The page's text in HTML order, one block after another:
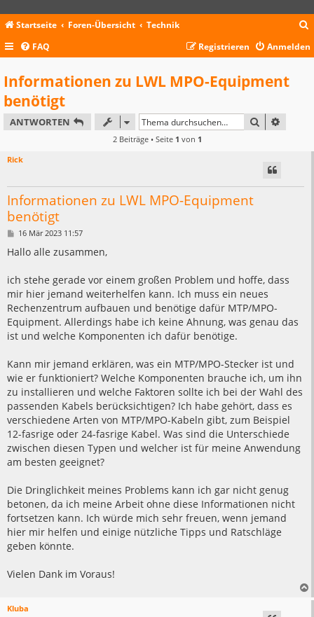
Startseite Foren-Übersicht Technik
c
FAQ Anmelden
Registrieren
Informationen zu LWL MPO-Equipment
benötigt
ANTWORTEN SUCHE
2 Beiträge • Seite 1 von 1
Rick
Informationen zu LWL MPO-Equipment
benötigt
B
i
a
g
16 Mär 2023 11:57
Hallo alle zusammen,
ich stehe gerade vor einem großen Problem und hoffe, dass
mir hier jemand weiterhelfen kann. Ich muss ein neues
Rechenzentrum aufbauen und benötige dafür MTP/MPO-
Equipment. Allerdings habe ich keine Ahnung, was genau das
ist und welche Komponenten ich dafür benötige.
Kann mir jemand erklären, was ein MTP/MPO-Stecker ist und
wie er funktioniert? Welche Komponenten brauche ich, um ihn
zu installieren und welche Faktoren sollte ich bei der Wahl des
passenden Kabels berücksichtigen? Ich habe gehört, dass es
verschiedene Arten von MTP/MPO-Kabeln gibt, zum Beispiel
12-fasrige oder 24-fasrige Kabel. Was sind die Unterschiede
zwischen diesen Typen und welcher ist für meine Anwendung
am besten geeignet?
Die Dringlichkeit meines Problems kann ich gar nicht genug
betonen, da ich meine Arbeit ohne diese Informationen nicht
fortsetzen kann. Ich würde mich sehr freuen, wenn jemand
hier mir helfen und einige nützliche Tipps und Ratschläge
geben könnte.
Vielen Dank im Voraus!
Kluba